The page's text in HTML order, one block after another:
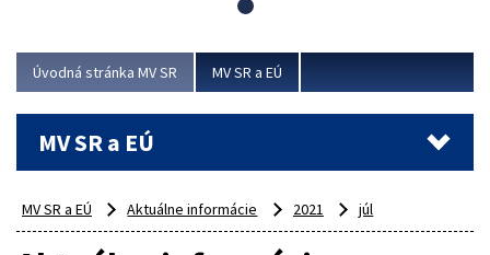
aj interiéru, kde vznikli nové učebne a moderné
Viac
Úvodná stránka MV SR MV SR a EÚ
MV SR a EÚ
MV SR a EÚ Aktuálne informácie 2021 júl